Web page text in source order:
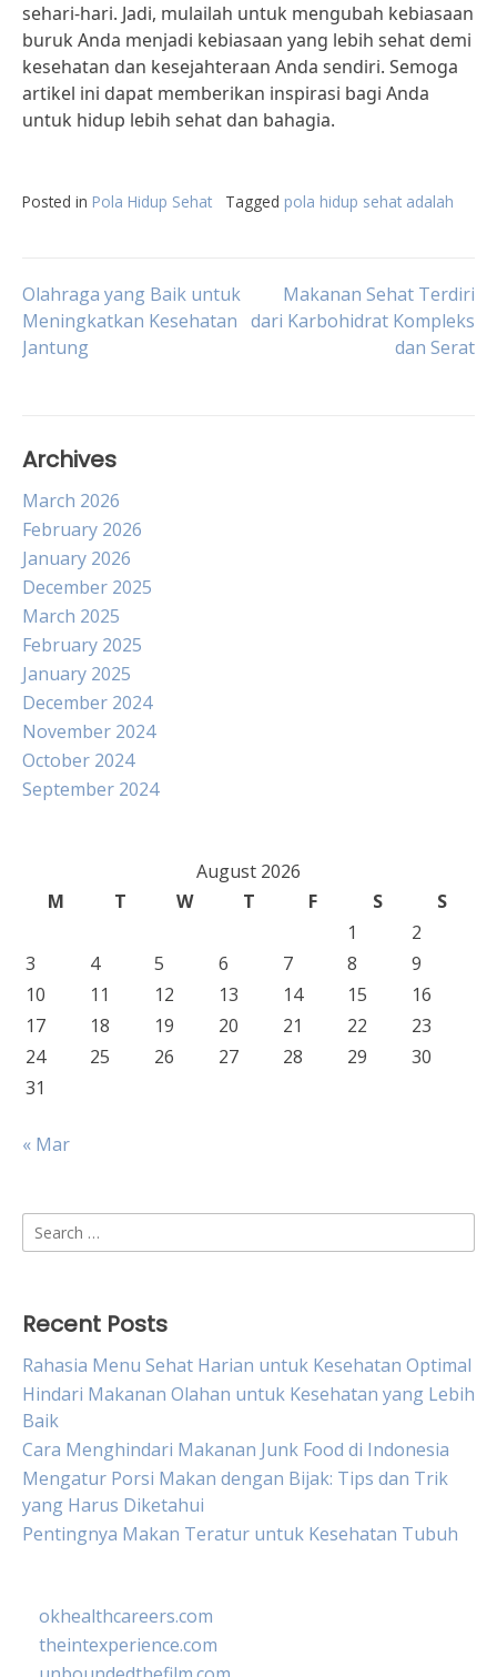
sehari-hari. Jadi, mulailah untuk mengubah kebiasaan
buruk Anda menjadi kebiasaan yang lebih sehat demi
kesehatan dan kesejahteraan Anda sendiri. Semoga
artikel ini dapat memberikan inspirasi bagi Anda
untuk hidup lebih sehat dan bahagia.
Posted in Pola Hidup Sehat Tagged pola hidup sehat adalah
Post
navigation
Olahraga yang Baik untuk
Meningkatkan Kesehatan
Jantung
Makanan Sehat Terdiri
dari Karbohidrat Kompleks
dan Serat
Archives
March 2026
February 2026
January 2026
December 2025
March 2025
February 2025
January 2025
December 2024
November 2024
October 2024
September 2024
August 2026
M
T W T F S
S
1
2
3
4 5 6 7 8
9
10
11 12 13 14 15
16
17
18 19 20 21 22
23
24
25 26 27 28 29
30
31
« Mar
Search
for:
Recent Posts
Rahasia Menu Sehat Harian untuk Kesehatan Optimal
Hindari Makanan Olahan untuk Kesehatan yang Lebih
Baik
Cara Menghindari Makanan Junk Food di Indonesia
Mengatur Porsi Makan dengan Bijak: Tips dan Trik
yang Harus Diketahui
Pentingnya Makan Teratur untuk Kesehatan Tubuh
okhealthcareers.com
theintexperience.com